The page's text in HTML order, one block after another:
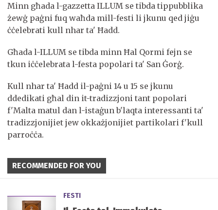
Minn għada l-gazzetta ILLUM se tibda tippubblika
żewġ paġni fuq waħda mill-festi li jkunu qed jiġu
ċċelebrati kull nhar ta' Ħadd.
Għada l-ILLUM se tibda minn Ħal Qormi fejn se
tkun iċċelebrata l-festa popolari ta' San Ġorġ.
Kull nhar ta' Ħadd il-paġni 14 u 15 se jkunu
ddedikati għal din it-tradizzjoni tant popolari
f'Malta matul dan l-istaġun b'laqta interessanti ta'
tradizzjonijiet jew okkażjonijiet partikolari f'kull
parroċċa.
RECOMMENDED FOR YOU
FESTI